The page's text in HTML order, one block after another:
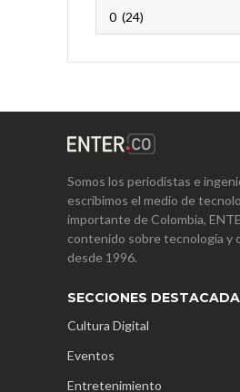
Somos los periodistas e
escribimos el medio de
importante de Colombia,
contenido sobre tecnología y
desde 1996.
SECCIONES
Cultura Digital
Eventos
Entretenimiento